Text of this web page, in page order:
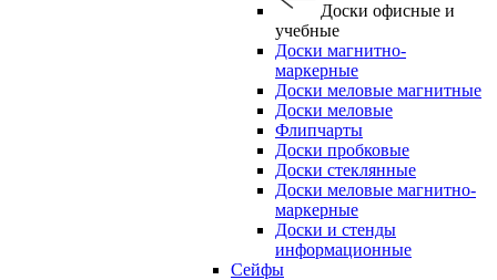
Доски офисные и
учебные
Доски магнитно-
маркерные
Доски меловые магнитные
Доски меловые
Флипчарты
Доски пробковые
Доски стеклянные
Доски меловые магнитно-
маркерные
Доски и стенды
информационные
Сейфы